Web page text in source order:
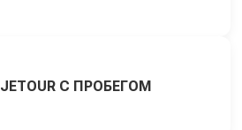
JETOUR С ПРОБЕГОМ